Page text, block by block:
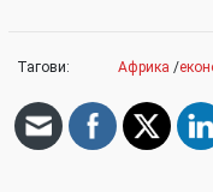
Тагови: Африка /